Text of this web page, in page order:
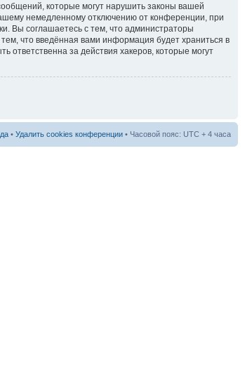
которые могут нарушить законы вашей
немедленному отключению от конференции, при
Вы соглашаетесь с тем, что администраторы
что введённая вами информация будет храниться в
за действия хакеров, которые могут
• Удалить cookies конференции • Часовой пояс: UTC + 4 часа